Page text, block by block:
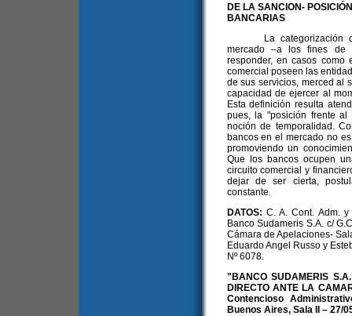
DE LA SANCION-
BANCARIAS
La
mercado –a los fines de
responder, en casos
comercial poseen las
de sus servicios, merced al
capacidad de ejercer al
Esta definición resulta
pues, la "posición frente al
noción de temporalidad.
bancos en el mercado no
promoviendo un
Que los bancos ocupen
circuito comercial y
dejar de ser cierta,
constante.
DATOS: C. A. Cont. Adm.
Banco Sudameris S.A. c/
Cámara de Apelaciones-
Eduardo Angel Russo y
Nº 6078.
"BANCO SUDAMERIS
DIRECTO ANTE LA
Contencioso
Buenos Aires, Sala II – 27/